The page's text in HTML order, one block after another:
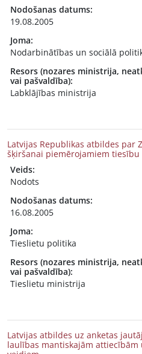
Nodošanas datums:
19.08.2005
Joma:
Nodarbinātības un sociālā
Resors (nozares ministrija,
vai pašvaldība):
Labklājības ministrija
Latvijas Republikas atbildes par
šķiršanai piemērojamiem
Veids:
Nodots
Nodošanas datums:
16.08.2005
Joma:
Tieslietu politika
Resors (nozares ministrija,
vai pašvaldība):
Tieslietu ministrija
Latvijas atbildes uz anketas
laulības mantiskajām